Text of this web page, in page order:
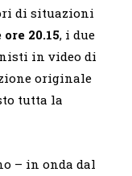
di situazioni
20.15, i due
in video di
originale
tutta la
– in onda dal